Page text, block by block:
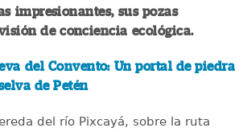
impresionantes, sus pozas
de conciencia ecológica.
del Convento: Un portal de piedra
de Petén
del río Pixcayá, sobre la ruta